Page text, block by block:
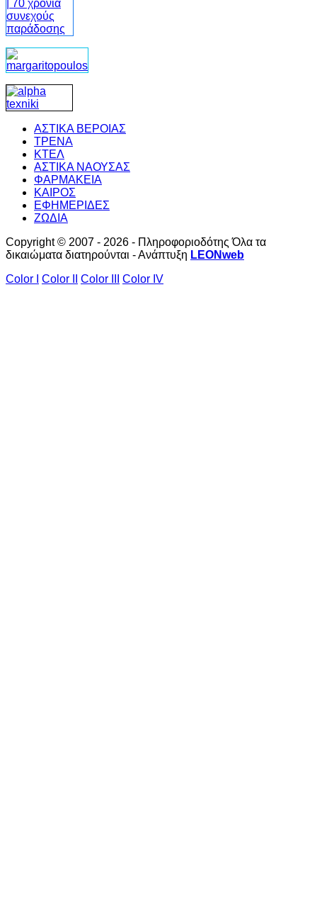
ΑΣΤΙΚΑ ΒΕΡΟΙΑΣ
ΤΡΕΝΑ
ΚΤΕΛ
ΑΣΤΙΚΑ ΝΑΟΥΣΑΣ
ΦΑΡΜΑΚΕΙΑ
ΚΑΙΡΟΣ
ΕΦΗΜΕΡΙΔΕΣ
ΖΩΔΙΑ
Copyright © 2007 - 2026 - Πληροφοριοδότης Όλα τα
δικαιώματα διατηρούνται - Ανάπτυξη LEONweb
Color I
Color II Color III Color IV